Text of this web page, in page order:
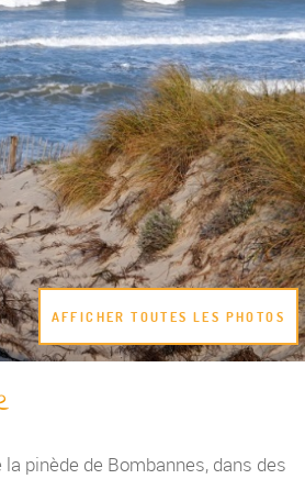
AFFICHER TOUTES LES PHOTOS
la pinède de Bombannes, dans des